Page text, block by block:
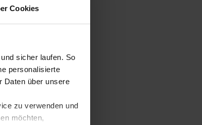
Cookies
sicher laufen. So
personalisierte
Daten über unsere
zu verwenden und
möchten,